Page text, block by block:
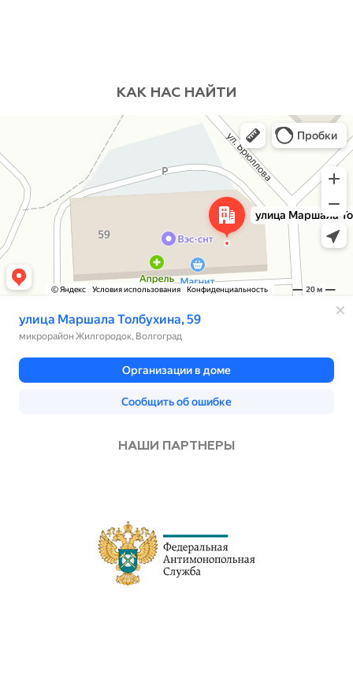
КАК НАС НАЙТИ
НАШИ ПАРТНЕРЫ